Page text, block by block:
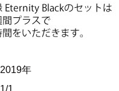
2019年